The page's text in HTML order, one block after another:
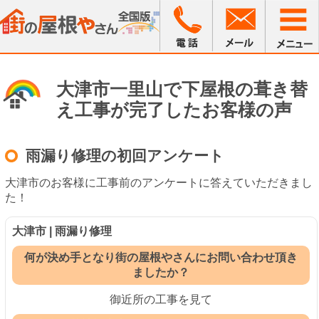
大津市一里山で下屋根の葺き替
え工事が完了したお客様の声
雨漏り修理の初回アンケート
大津市のお客様に工事前のアンケートに答えていただきまし
た！
大津市 | 雨漏り修理
何が決め手となり街の屋根やさんにお問い合わせ頂き
ましたか？
御近所の工事を見て